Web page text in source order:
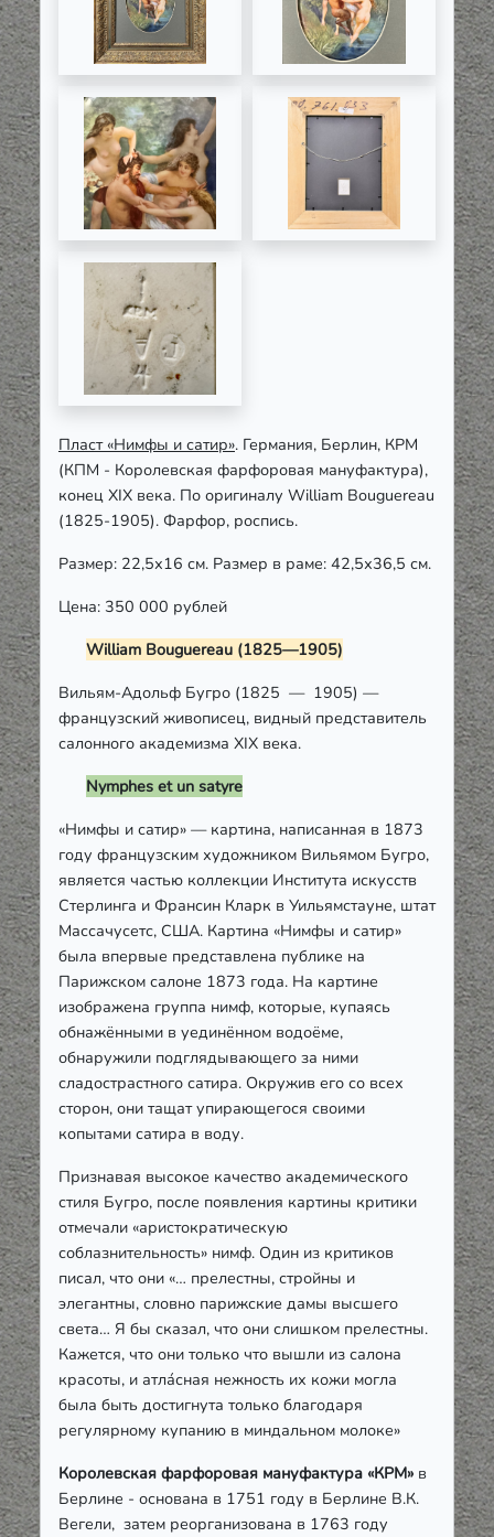
Пласт «Нимфы и сатир». Германия, Берлин, КРМ
(КПМ - Королевская фарфоровая мануфактура),
конец XIX века. По оригиналу William Bouguereau
(1825-1905). Фарфор, роспись.
Размер: 22,5х16 см. Размер в раме: 42,5х36,5 см.
Цена: 350 000 рублей
William Bouguereau (1825—1905)
Вильям-Адольф Бугро (1825 — 1905) —
французский живописец, видный представитель
салонного академизма XIX века.
Nymphes et un satyre
«Нимфы и сатир» — картина, написанная в 1873
году французским художником Вильямом Бугро,
является частью коллекции Института искусств
Стерлинга и Франсин Кларк в Уильямстауне, штат
Массачусетс, США. Картина «Нимфы и сатир»
была впервые представлена публике на
Парижском салоне 1873 года. На картине
изображена группа нимф, которые, купаясь
обнажёнными в уединённом водоёме,
обнаружили подглядывающего за ними
сладострастного сатира. Окружив его со всех
сторон, они тащат упирающегося своими
копытами сатира в воду.
Признавая высокое качество академического
стиля Бугро, после появления картины критики
отмечали «аристократическую
соблазнительность» нимф. Один из критиков
писал, что они «… прелестны, стройны и
элегантны, словно парижские дамы высшего
света… Я бы сказал, что они слишком прелестны.
Кажется, что они только что вышли из салона
красоты, и атла́сная нежность их кожи могла
была быть достигнута только благодаря
регулярному купанию в миндальном молоке»
Королевская фарфоровая мануфактура «КРМ» в
Берлине - основана в 1751 году в Берлине В.К.
Вегели, затем реорганизована в 1763 году